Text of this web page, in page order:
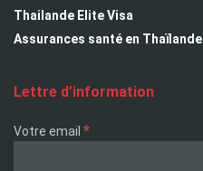
Thailande Elite Visa
Assurances santé en Thaïlande
Lettre d’information
Votre email *